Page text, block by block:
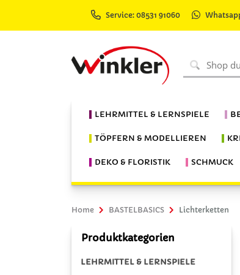
Service: 08531 91060
LEHRMITTEL & LERNSPIELE
TÖPFERN & MODELLIEREN
DEKO & FLORISTIK SCHMUCK
Home BASTELBASICS Lichterketten
Produktkategorien
LEHRMITTEL & LERNSPIELE